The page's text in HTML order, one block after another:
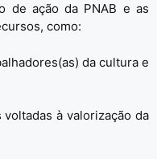
de ação da PNAB e as
como:
da cultura e
à valorização da